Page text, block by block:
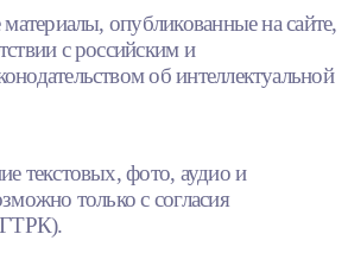
опубликованные на сайте,
с российским и
об интеллектуальной
текстовых, фото, аудио и
только с согласия